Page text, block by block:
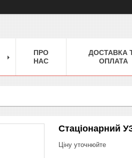
ПРО
НАС
ДОСТАВКА
ОПЛАТА
Стаціонарний
Ціну уточнюйте